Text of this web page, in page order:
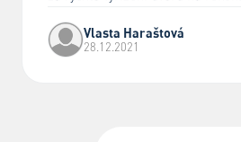
Vlasta Haraštová
28.12.2021